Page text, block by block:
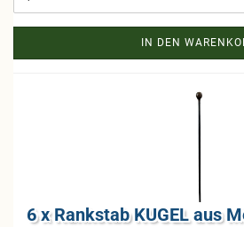
IN DEN
6 x Rank­stab KUGEL aus